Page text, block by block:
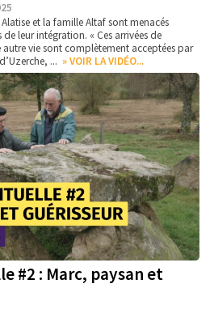
et la famille Altaf sont menacés
leur intégration. « Ces arrivées de
vie sont complètement acceptées par
... » VOIR LA VIDÉO...
#2 : Marc, paysan et